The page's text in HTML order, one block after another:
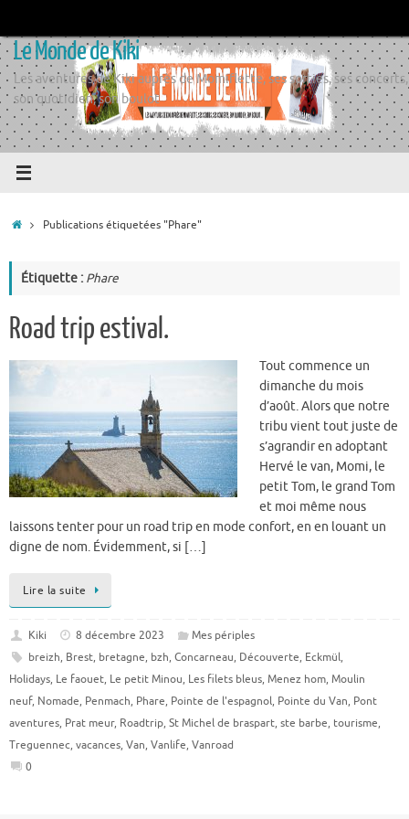
contenu
Le Monde de Kiki
Les aventures de Kiki auprès de Momiflette, ses sorties, ses concerts,
son quotidien, son boulot
AccueilPublications étiquetées "Phare"
Étiquette : Phare
Road trip estival.
Tout commence un
dimanche du mois
d’août. Alors que notre
tribu vient tout juste de
s’agrandir en adoptant
Hervé le van, Momi, le
petit Tom, le grand Tom
et moi même nous
laissons tenter pour un road trip en mode confort, en en louant un
digne de nom. Évidemment, si […]
Lire la suite
Kiki 8 décembre 2023
Mes périples
breizh, Brest, bretagne, bzh, Concarneau, Découverte, Eckmül,
Holidays, Le faouet, Le petit Minou, Les filets bleus, Menez hom, Moulin
neuf, Nomade, Penmach, Phare, Pointe de l'espagnol, Pointe du Van, Pont
aventures, Prat meur, Roadtrip, St Michel de braspart, ste barbe, tourisme,
Treguennec, vacances, Van, Vanlife, Vanroad
0